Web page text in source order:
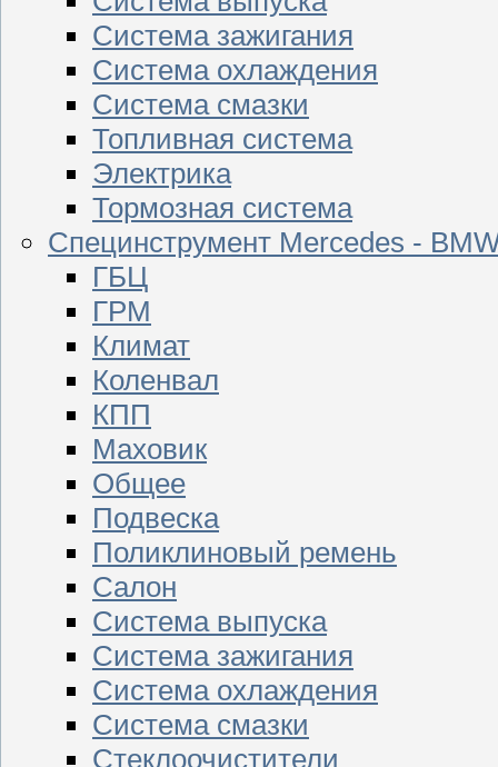
Система зажигания
Система охлаждения
Система смазки
Топливная система
Электрика
Тормозная система
Специнструмент Mercedes -
ГБЦ
ГРМ
Климат
Коленвал
КПП
Маховик
Общее
Подвеска
Поликлиновый ремень
Салон
Система выпуска
Система зажигания
Система охлаждения
Система смазки
Стеклоочистители